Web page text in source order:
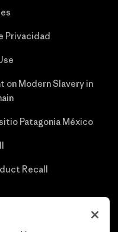
Privacidad
on Modern Slavery in
Patagonia México
Recall